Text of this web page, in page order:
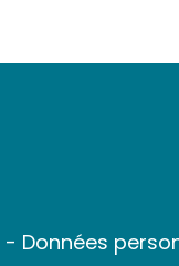
- Données